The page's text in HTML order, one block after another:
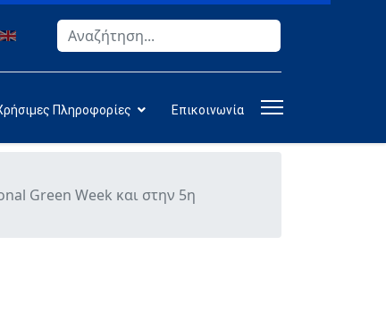
Αναζήτηση
Πληροφορίες Επικοινωνία
Green Week και στην 5η